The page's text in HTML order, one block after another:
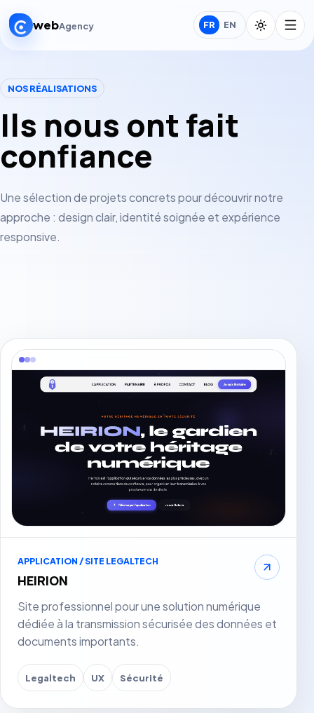
webAgency FR EN
NOS RÉALISATIONS
Ils nous ont fait
confiance
Une sélection de projets concrets pour découvrir notre
approche : design clair, identité soignée et expérience
responsive.
APPLICATION / SITE LEGALTECH
HEIRION
Site professionnel pour une solution numérique
dédiée à la transmission sécurisée des données et
documents importants.
Legaltech UX Sécurité
Voir le site